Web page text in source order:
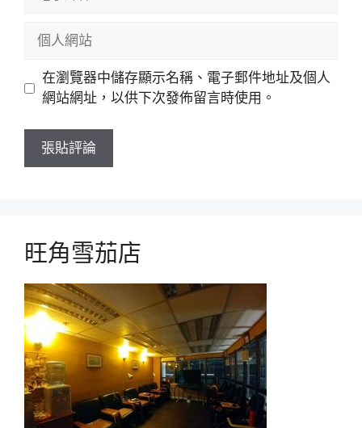
站
在瀏覽器中儲存顯示名稱、電子郵件地址及個人
網站網址，以供下次發佈留言時使用。
旺角雪茄店